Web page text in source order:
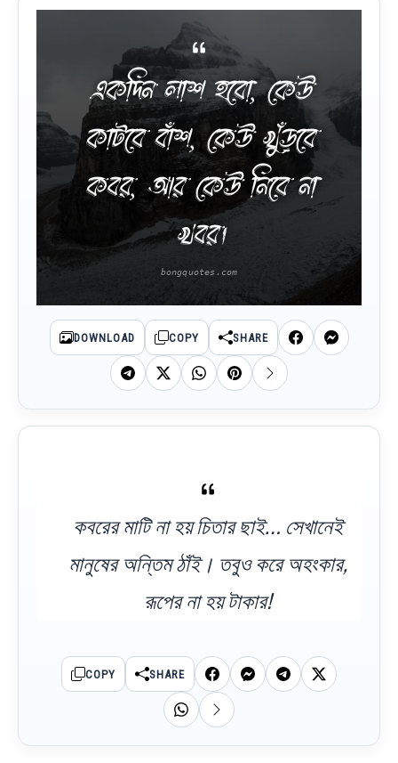
একদিন লাশ হবো, কেউ
কাটবে বাঁশ, কেউ খুঁড়বে
কবর, আর কেউ নিবে না
খবর।
DOWNLOAD COPY SHARE
কবরের মাটি না হয় চিতার ছাই… সেখানেই
মানুষের অন্তিম ঠাঁই। তবুও করে অহংকার,
রূপের না হয় টাকার!
COPY SHARE